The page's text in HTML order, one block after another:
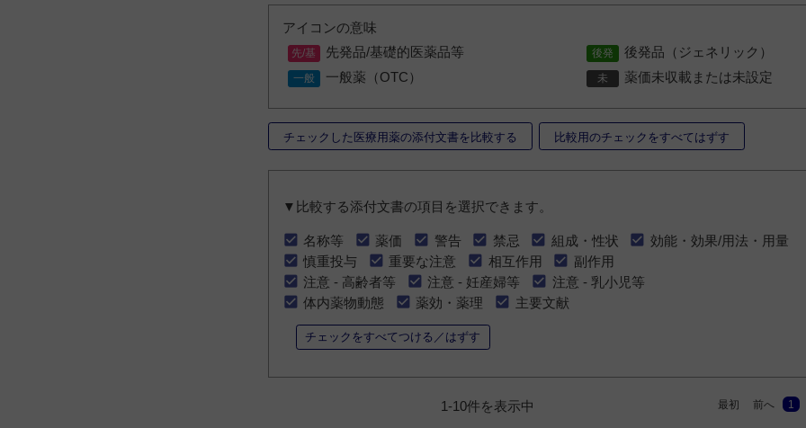
アイコンの意味
先発品/基礎的医薬品等
後発品（ジェネリック）
一般薬（OTC）
薬価未収載または未設定
チェックした医療用薬の添付文書を比較する 比較用のチェックをすべてはずす
▼比較する添付文書の項目を選択できます。
名称等 薬価 警告 禁忌 組成・性状
効能・効果/用法・用量
慎重投与
重要な注意 相互作用
副作用
注意 - 高齢者等
注意 - 妊産婦等
注意 - 乳小児等
体内薬物動態
薬効・薬理 主要文献
チェックをすべてつける／はずす
1-10件を表示中 最初 前へ 1